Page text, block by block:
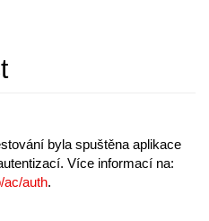
byla spuštěna aplikace
Více informací na:
ac/auth.